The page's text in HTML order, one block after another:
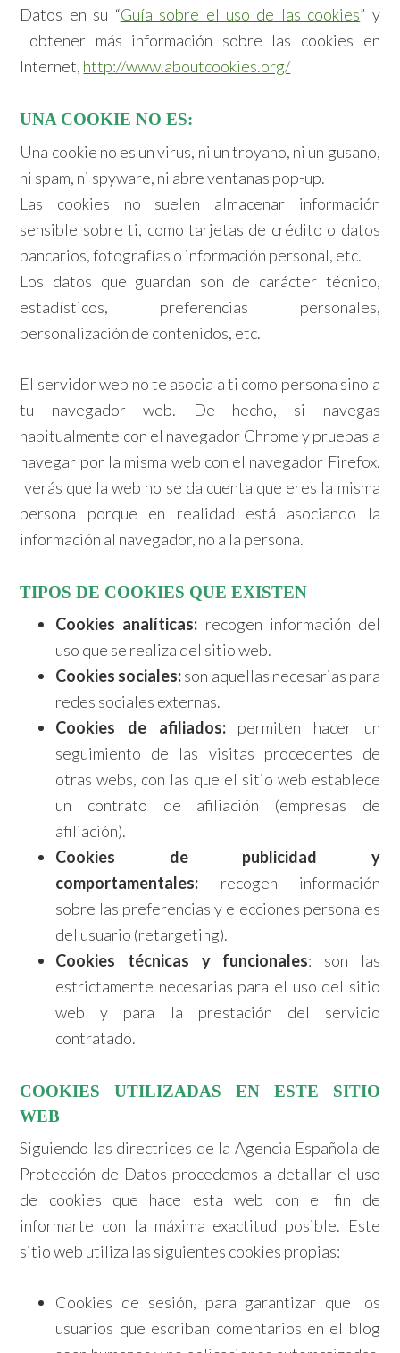
Datos en su “Guía sobre el uso de las cookies” y
obtener más información sobre las cookies en
Internet, http://www.aboutcookies.org/
UNA COOKIE NO ES:
Una cookie no es un virus, ni un troyano, ni un gusano,
ni spam, ni spyware, ni abre ventanas pop-up.
Las cookies no suelen almacenar información
sensible sobre ti, como tarjetas de crédito o datos
bancarios, fotografías o información personal, etc.
Los datos que guardan son de carácter técnico,
estadísticos, preferencias personales,
personalización de contenidos, etc.
El servidor web no te asocia a ti como persona sino a
tu navegador web. De hecho, si navegas
habitualmente con el navegador Chrome y pruebas a
navegar por la misma web con el navegador Firefox,
verás que la web no se da cuenta que eres la misma
persona porque en realidad está asociando la
información al navegador, no a la persona.
TIPOS DE COOKIES QUE EXISTEN
Cookies analíticas: recogen información del
uso que se realiza del sitio web.
Cookies sociales:son aquellas necesarias para
redes sociales externas.
Cookies de afiliados:permiten hacer un
seguimiento de las visitas procedentes de
otras webs, con las que el sitio web establece
un contrato de afiliación (empresas de
afiliación).
Cookies de publicidad y
comportamentales: recogen información
sobre las preferencias y elecciones personales
del usuario (retargeting).
Cookies técnicas y funcionales: son las
estrictamente necesarias para el uso del sitio
web y para la prestación del servicio
contratado.
COOKIES UTILIZADAS EN ESTE SITIO
WEB
Siguiendo las directrices de la Agencia Española de
Protección de Datos procedemos a detallar el uso
de cookies que hace esta web con el fin de
informarte con la máxima exactitud posible. Este
sitio web utiliza las siguientes cookies propias:
Cookies de sesión, para garantizar que los
usuarios que escriban comentarios en el blog